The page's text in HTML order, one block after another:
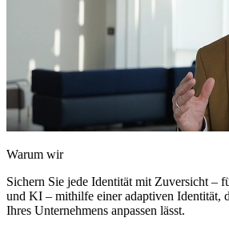
Warum wir
Sichern Sie jede Identität mit Zuversicht –
und KI – mithilfe einer adaptiven Identität,
Ihres Unternehmens anpassen lässt.